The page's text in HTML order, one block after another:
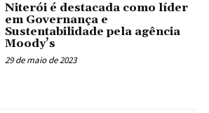
Niterói é destacada como líder
em Governança e
Sustentabilidade pela agência
Moody’s
29 de maio de 2023